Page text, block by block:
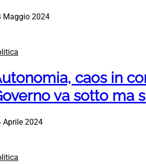
Maggio 2024
caos in
va sotto ma
Aprile 2024